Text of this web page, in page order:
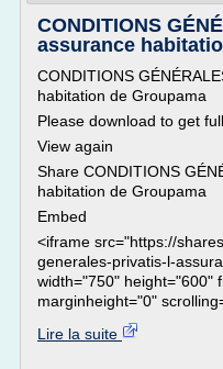
CONDITIONS
assurance
CONDITIONS
habitation de Groupama
Please download to get
View again
Share CONDITIONS
habitation de Groupama
Embed
<iframe src="https://
generales-privatis-l-
width="750" height="600"
marginheight="0"
Lire la suite